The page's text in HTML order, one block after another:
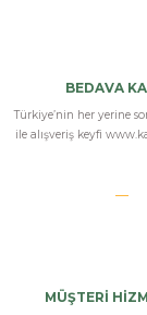
BEDAVA
Türkiye’nin her yerine
ile alışveriş keyfi
MÜŞTERİ